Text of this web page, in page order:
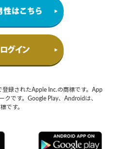
録されたApple Inc.の商標です。App
クです。Google Play、Androidは、
です。